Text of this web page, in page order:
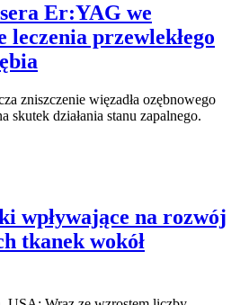
Er:YAG we
leczenia przewlekłego
zniszczenie więzadła ozębnowego
skutek działania stanu zapalnego.
wpływające na rozwój
tkanek wokół